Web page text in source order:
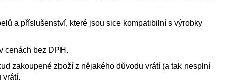
a příslušenství, které jsou sice kompatibilní s výrobky
cenách bez DPH.
zakoupené zboží z nějakého důvodu vrátí (a tak nesplní
vrátí.